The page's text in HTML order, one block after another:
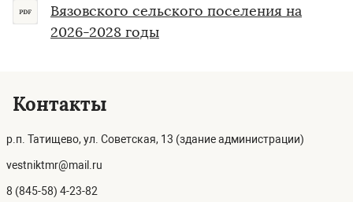
Вязовского сельского поселения на
2026-2028 годы
Контакты
р.п. Татищево, ул. Советская, 13 (здание администрации)
vestniktmr@mail.ru
8 (845-58) 4-23-82